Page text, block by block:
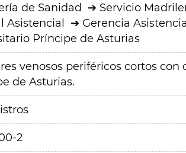
de Sanidad Servicio
Asistencial
Gerencia
Príncipe de Asturias
venosos periféricos cortos
de Asturias.
2